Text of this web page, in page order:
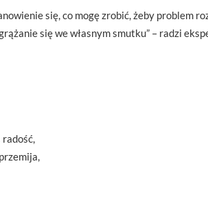
się, co mogę zrobić, żeby problem
się we własnym smutku” – radzi
radość,